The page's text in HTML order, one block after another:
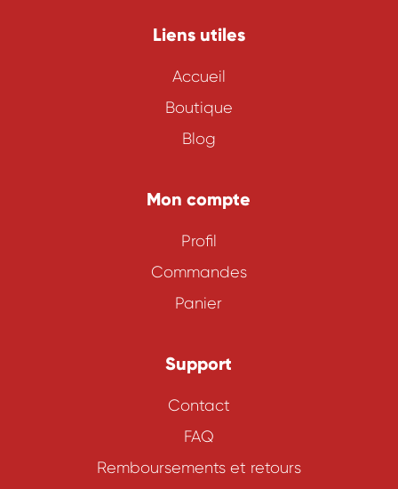
Liens utiles
Accueil
Boutique
Blog
Mon compte
Profil
Commandes
Panier
Support
Contact
FAQ
Remboursements et retours